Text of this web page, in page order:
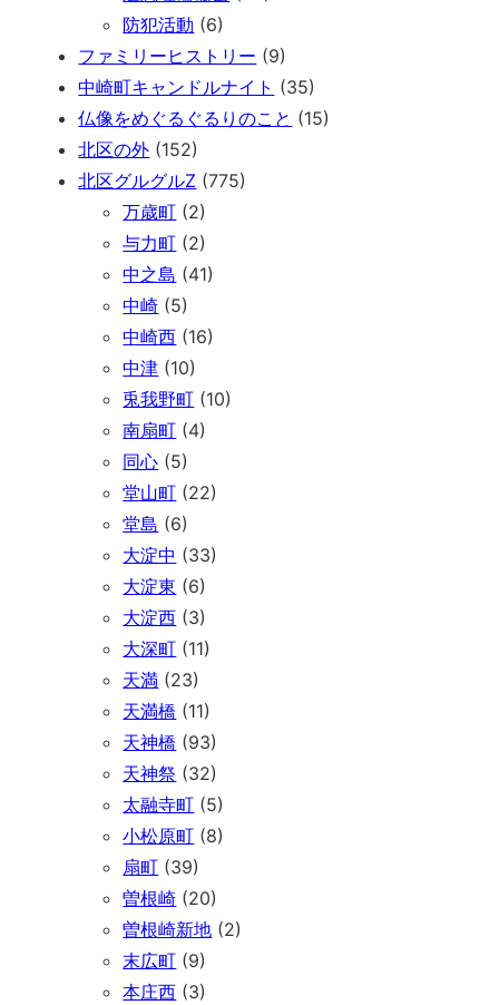
防犯活動 (6)
ファミリーヒストリー (9)
中崎町キャンドルナイト (35)
仏像をめぐるぐるりのこと (15)
北区の外 (152)
北区グルグルZ (775)
万歳町 (2)
与力町 (2)
中之島 (41)
中崎 (5)
中崎西 (16)
中津 (10)
兎我野町 (10)
南扇町 (4)
同心 (5)
堂山町 (22)
堂島 (6)
大淀中 (33)
大淀東 (6)
大淀西 (3)
大深町 (11)
天満 (23)
天満橋 (11)
天神橋 (93)
天神祭 (32)
太融寺町 (5)
小松原町 (8)
扇町 (39)
曽根崎 (20)
曽根崎新地 (2)
末広町 (9)
本庄西 (3)